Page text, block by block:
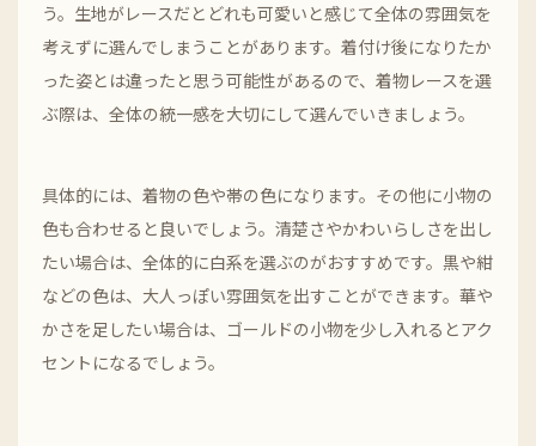
う。生地がレースだとどれも可愛いと感じて全体の雰囲気を
考えずに選んでしまうことがあります。着付け後になりたか
った姿とは違ったと思う可能性があるので、着物レースを選
ぶ際は、全体の統一感を大切にして選んでいきましょう。
具体的には、着物の色や帯の色になります。その他に小物の
色も合わせると良いでしょう。清楚さやかわいらしさを出し
たい場合は、全体的に白系を選ぶのがおすすめです。黒や紺
などの色は、大人っぽい雰囲気を出すことができます。華や
かさを足したい場合は、ゴールドの小物を少し入れるとアク
セントになるでしょう。